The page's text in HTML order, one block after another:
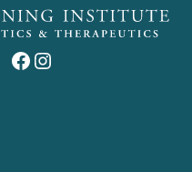
Facebook
Instagram